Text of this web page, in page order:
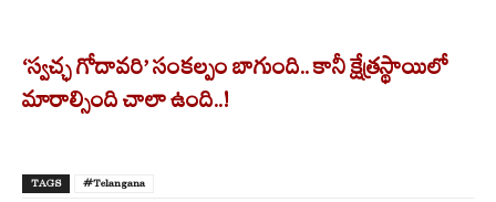
‘స్వచ్ఛ గోదావరి’ సంకల్పం బాగుంది.. కానీ క్షేత్రస్థాయిలో
మారాల్సింది చాలా ఉంది..!
TAGS #Telangana